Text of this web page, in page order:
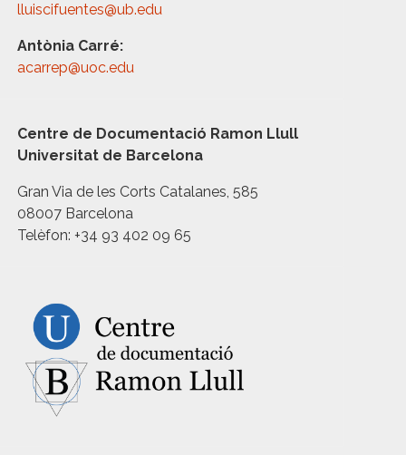
lluiscifuentes@ub.edu
Antònia Carré:
acarrep@uoc.edu
Centre de Documentació Ramon Llull
Universitat de Barcelona
Gran Via de les Corts Catalanes, 585
08007 Barcelona
Telèfon: +34 93 402 09 65